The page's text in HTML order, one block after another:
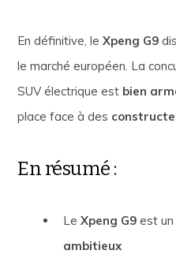
En définitive, leXpeng G9
le marché européen. La
SUV électrique est bien
place face à des
En résumé :
Le Xpeng G9est un
ambitieux